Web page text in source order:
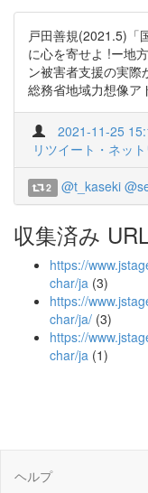
戸田善規(2021.5)「
に心を寄せよ !ー地
ン被害者支援の実
総務省地域力想像ア
2021-11-25
リツイート・ネッ
2 @t_kaseki
収集済み
https://
char/ja (3)
https://
char/ja/ (3)
https://
char/ja (1)
ヘルプ